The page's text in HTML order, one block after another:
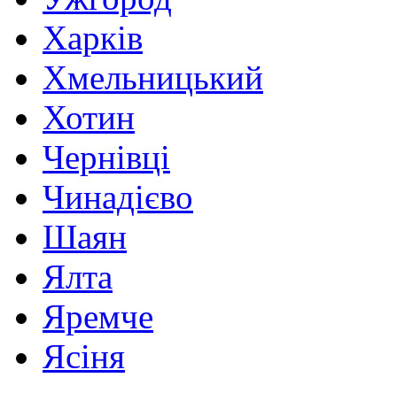
Харків
Хмельницький
Хотин
Чернівці
Чинадієво
Шаян
Ялта
Яремче
Ясіня